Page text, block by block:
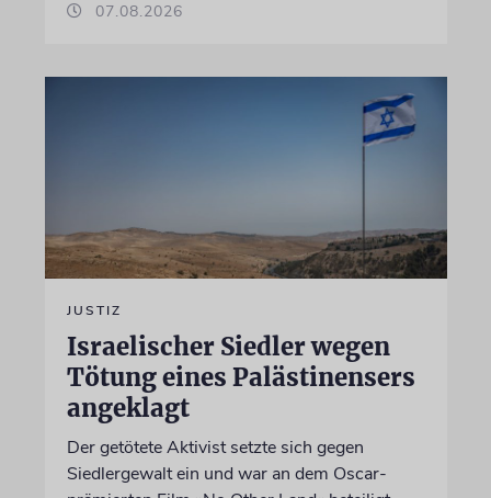
07.08.2026
JUSTIZ
Israelischer Siedler wegen
Tötung eines Palästinensers
angeklagt
Der getötete Aktivist setzte sich gegen
Siedlergewalt ein und war an dem Oscar-